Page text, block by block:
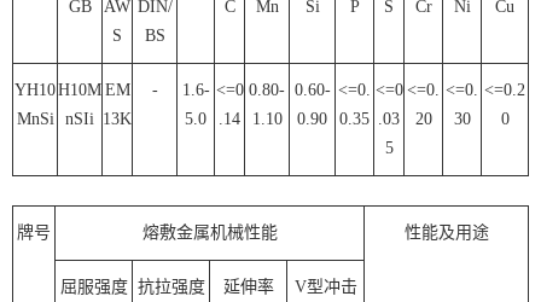
GB
AW
S
DIN/
BS
C Mn Si P S Cr Ni Cu
YH10
MnSi
H10M
nSIi
EM
13K
-
1.6-
5.0
<=0
.14
0.80-
1.10
0.60-
0.90
<=0.
0.35
<=0
.03
5
<=0.
20
<=0.
30
<=0.2
0
牌号 熔敷金属机械性能 性能及用途
屈服强度 抗拉强度 延伸率 V型冲击